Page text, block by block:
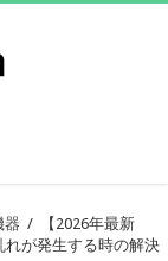
器 /
【2026年最新
れが発生する時の解決